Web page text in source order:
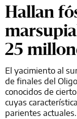
Hallan
25
El yacimiento al
de finales del
conocidos de
cuyas
parientes actuales.